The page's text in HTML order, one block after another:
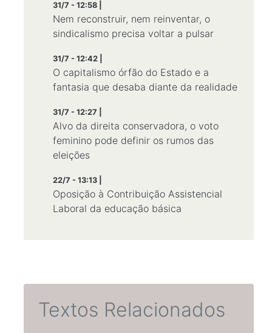
31/7 - 12:58 |
Nem reconstruir, nem reinventar, o
sindicalismo precisa voltar a pulsar
31/7 - 12:42 |
O capitalismo órfão do Estado e a
fantasia que desaba diante da realidade
31/7 - 12:27 |
Alvo da direita conservadora, o voto
feminino pode definir os rumos das
eleições
22/7 - 13:13 |
Oposição à Contribuição Assistencial
Laboral da educação básica
Textos Relacionados